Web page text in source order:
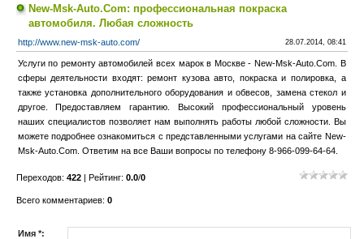
New-Msk-Auto.Com: профессиональная покраска
автомобиля. Любая сложность
http://www.new-msk-auto.com/ 28.07.2014, 08:41
Услуги по ремонту автомобилей всех марок в Москве - New-Msk-Auto.Com. В
сферы деятельности входят: ремонт кузова авто, покраска и полировка, а
также установка дополнительного оборудования и обвесов, замена стекол и
другое. Предоставляем гарантию. Высокий профессиональный уровень
наших специалистов позволяет нам выполнять работы любой сложности. Вы
можете подробнее ознакомиться с представленными услугами на сайте New-
Msk-Auto.Com. Ответим на все Ваши вопросы по телефону 8-966-099-64-64.
Переходов: 422| Рейтинг: 0.0/0
Всего комментариев: 0
Имя *: